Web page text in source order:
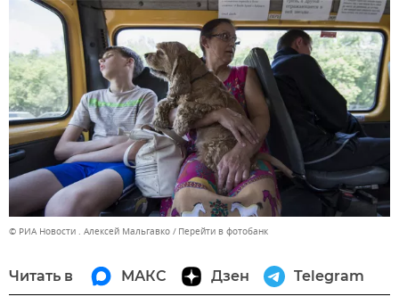
© РИА Новости . Алексей Мальгавко Перейти в фотобанк
Читать в МАКС Дзен Telegram